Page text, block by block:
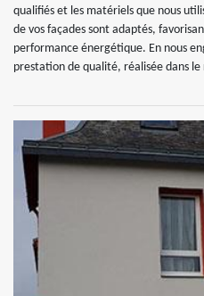
qualifiés et les matériels que nous
de vos façades sont adaptés,
performance énergétique. En nous
prestation de qualité, réalisée dans